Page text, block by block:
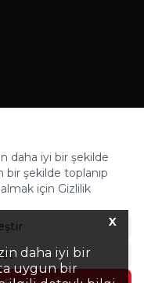
X
daha iyi bir
uygun bir
daha iyi bir şekilde
şekilde toplanıp
için Gizlilik